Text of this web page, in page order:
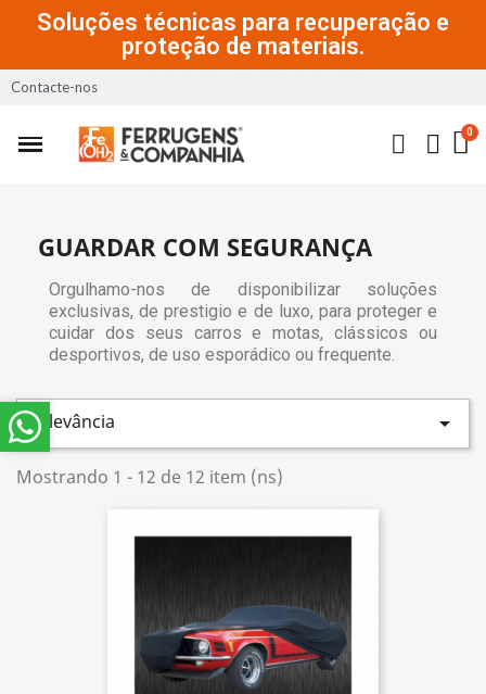
Soluções técnicas para recuperação e
proteção de materiais.
Contacte-nos
GUARDAR COM SEGURANÇA
Orgulhamo-nos de disponibilizar soluções
exclusivas, de prestigio e de luxo, para proteger e
cuidar dos seus carros e motas, clássicos ou
desportivos, de uso esporádico ou frequente.
Relevância 
Mostrando 1 - 12 de 12 item (ns)